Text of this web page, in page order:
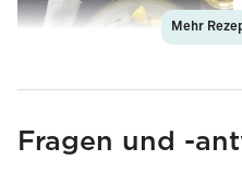
Mehr
Fragen und -